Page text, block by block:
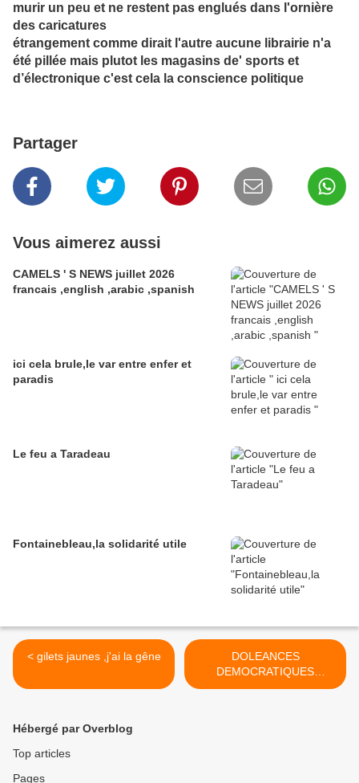
murir un peu et ne restent pas englués dans l'ornière
des caricatures
étrangement comme dirait l'autre aucune librairie n'a
été pillée mais plutot les magasins de' sports et
d’électronique c'est cela la conscience politique
Partager
Vous aimerez aussi
CAMELS ' S NEWS juillet 2026
francais ,english ,arabic ,spanish
ici cela brule,le var entre enfer et
paradis
Le feu a Taradeau
Fontainebleau,la solidarité utile
< gilets jaunes ,j'ai la gêne
DOLEANCES
DEMOCRATIQUES
,CONDOLEANCES
Hébergé par Overblog
Top articles
Pages